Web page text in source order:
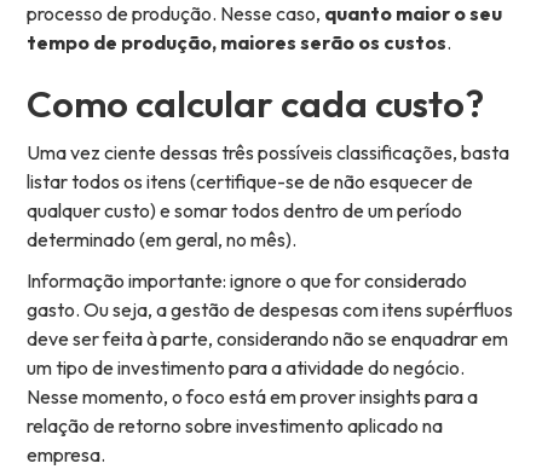
processo de produção. Nesse caso, quanto maior o seu
tempo de produção, maiores serão os custos.
Como calcular cada custo?
Uma vez ciente dessas três possíveis classificações, basta
listar todos os itens (certifique-se de não esquecer de
qualquer custo) e somar todos dentro de um período
determinado (em geral, no mês).
Informação importante: ignore o que for considerado
gasto. Ou seja, a gestão de despesas com itens supérfluos
deve ser feita à parte, considerando não se enquadrar em
um tipo de investimento para a atividade do negócio.
Nesse momento, o foco está em prover insights para a
relação de retorno sobre investimento aplicado na
empresa.